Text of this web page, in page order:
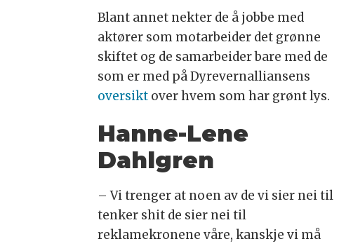
Blant annet nekter de å jobbe med
aktører som motarbeider det grønne
skiftet og de samarbeider bare med de
som er med på Dyrevernalliansens
oversikt over hvem som har grønt lys.
Hanne-Lene
Dahlgren
– Vi trenger at noen av de vi sier nei til
tenker shit de sier nei til
reklamekronene våre, kanskje vi må